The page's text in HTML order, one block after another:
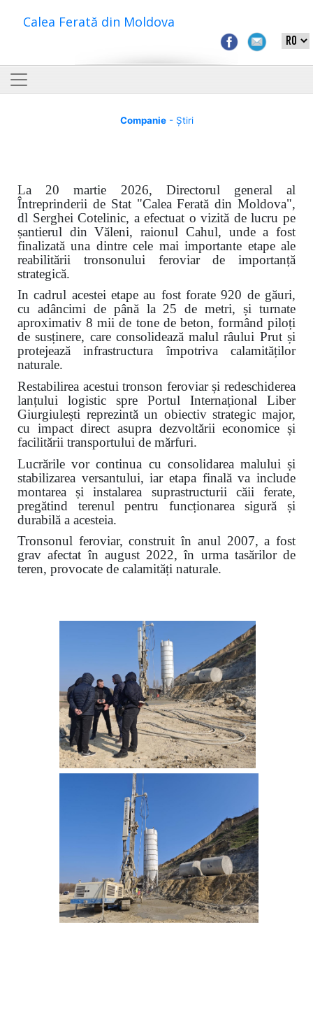
Calea Ferată din Moldova
Companie- Știri
La 20 martie 2026, Directorul general al
Întreprinderii de Stat "Calea Ferată din Moldova",
dl Serghei Cotelinic, a efectuat o vizită de lucru pe
șantierul din Văleni, raionul Cahul, unde a fost
finalizată una dintre cele mai importante etape ale
reabilitării tronsonului feroviar de importanță
strategică.
In cadrul acestei etape au fost forate 920 de găuri,
cu adâncimi de până la 25 de metri, și turnate
aproximativ 8 mii de tone de beton, formând piloți
de susținere, care consolidează malul râului Prut și
protejează infrastructura împotriva calamităților
naturale.
Restabilirea acestui tronson feroviar și redeschiderea
lanțului logistic spre Portul Internațional Liber
Giurgiulești reprezintă un obiectiv strategic major,
cu impact direct asupra dezvoltării economice și
facilitării transportului de mărfuri.
Lucrările vor continua cu consolidarea malului și
stabilizarea versantului, iar etapa finală va include
montarea și instalarea suprastructurii căii ferate,
pregătind terenul pentru funcționarea sigură și
durabilă a acesteia.
Tronsonul feroviar, construit în anul 2007, a fost
grav afectat în august 2022, în urma tasărilor de
teren, provocate de calamități naturale.